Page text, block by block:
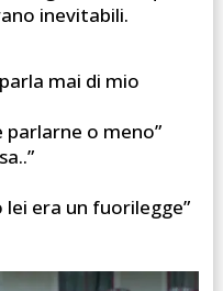
inevitabili.
mai di mio
parlarne o meno”
lei era un fuorilegge”